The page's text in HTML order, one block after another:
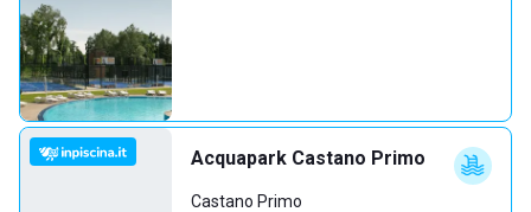
Acquapark Castano Primo
Castano Primo